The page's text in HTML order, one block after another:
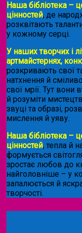
Наша бібліотека –
цінностей, де
розквітають
у кожному серці.
У наших творчих і
артмайстернях,
розкривають свої
натхнення й
свої мрії. Тут вони
й розуміти
звуці та образі,
мислення й уяву.
Наша бібліотека –
цінностей, тепла й
формується
зростає любов до
найголовніше – у
запалюється й
творчості.